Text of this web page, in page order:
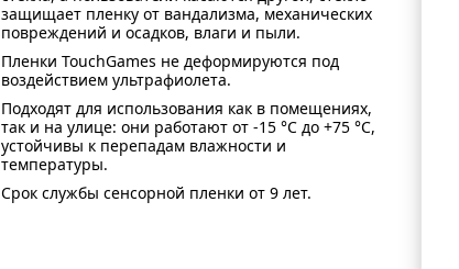
защищает пленку от вандализма, механических
повреждений и осадков, влаги и пыли.
Пленки TouchGames не деформируются под
воздействием ультрафиолета.
Подходят для использования как в помещениях,
так и на улице: они работают от -15 °C до +75 °C,
устойчивы к перепадам влажности и
температуры.
Срок службы сенсорной пленки от 9 лет.